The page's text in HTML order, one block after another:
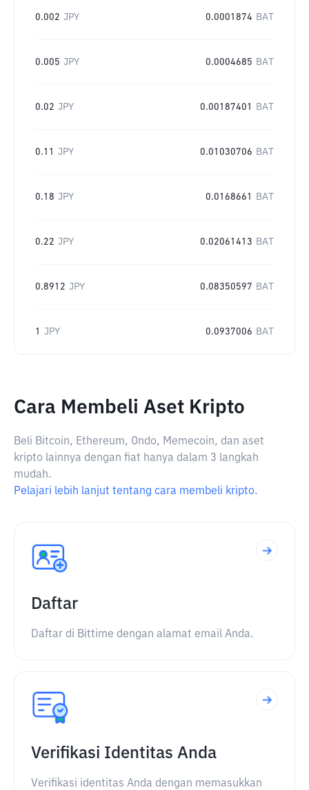
0.002 JPY 0.0001874 BAT
0.005 JPY 0.0004685 BAT
0.02 JPY 0.00187401 BAT
0.11 JPY 0.01030706 BAT
0.18 JPY 0.0168661 BAT
0.22 JPY 0.02061413 BAT
0.8912 JPY 0.08350597 BAT
1 JPY 0.0937006 BAT
Cara Membeli Aset Kripto
Beli Bitcoin, Ethereum, Ondo, Memecoin, dan aset
kripto lainnya dengan fiat hanya dalam 3 langkah
mudah.
Pelajari lebih lanjut tentang cara membeli kripto.
Daftar
Daftar di Bittime dengan alamat email Anda.
Verifikasi Identitas Anda
Verifikasi identitas Anda dengan memasukkan